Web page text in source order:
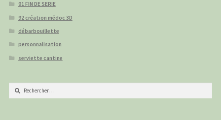
91 FIN DE SERIE
92 création médoc 3D
débarbouillette
personnalisation
serviette cantine
Rechercher :